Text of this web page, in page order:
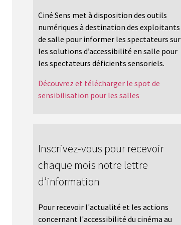
Ciné Sens met à disposition des outils
numériques à destination des exploitants
de salle pour informer les spectateurs sur
les solutions d’accessibilité en salle pour
les spectateurs déficients sensoriels.
Découvrez et télécharger le spot de
sensibilisation pour les salles
Inscrivez-vous pour recevoir
chaque mois notre lettre
d’information
Pour recevoir l'actualité et les actions
concernant l'accessibilité du cinéma au